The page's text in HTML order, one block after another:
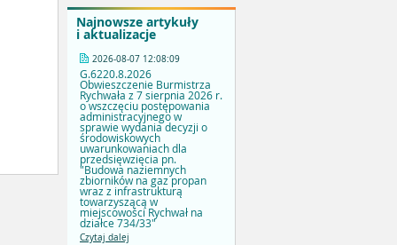
Najnowsze artykuły
i aktualizacje
2026-08-07 12:08:09
G.6220.8.2026
Obwieszczenie Burmistrza
Rychwała z 7 sierpnia 2026 r.
o wszczęciu postępowania
administracyjnego w
sprawie wydania decyzji o
środowiskowych
uwarunkowaniach dla
przedsięwzięcia pn.
"Budowa naziemnych
zbiorników na gaz propan
wraz z infrastrukturą
towarzyszącą w
miejscowości Rychwał na
działce 734/33"
Czytaj dalej